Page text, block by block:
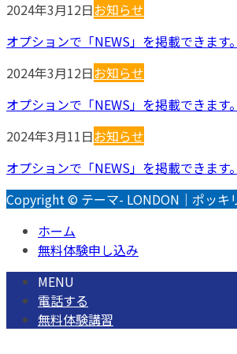
2024年3月12日お知らせ
オプションで「NEWS」を掲載できます。
2024年3月12日お知らせ
オプションで「NEWS」を掲載できます。
2024年3月11日お知らせ
オプションで「NEWS」を掲載できます。
Copyright © テーマ- LONDON｜ポッキ
ホーム
無料体験申し込み
MENU
電話する
無料体験講習